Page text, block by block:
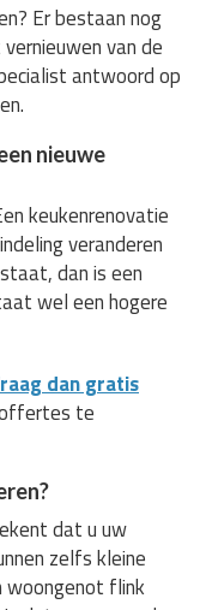
Er bestaan nog
van de
antwoord op
nieuwe
keukenrenovatie
veranderen
dan is een
wel een hogere
dan gratis
te
dat u uw
zelfs kleine
woongenot flink